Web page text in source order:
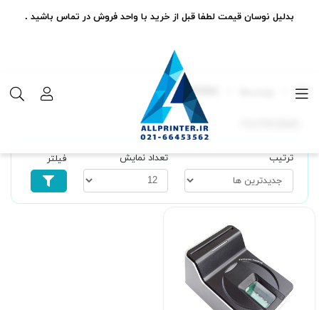
FUTRONIC
ترتیب تعداد نمایش فیلتر
بدلیل نوسان قیمت لطفا قبل از خرید با واحد فروش در تماس باشید .